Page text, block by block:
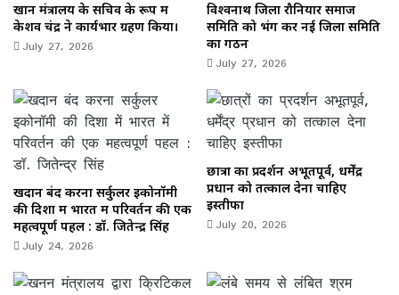
खान मंत्रालय के सचिव के रूप में
केशव चंद्र ने कार्यभार ग्रहण किया।
July 27, 2026
विश्वनाथ जिला रौनियार समाज
समिति को भंग कर नई जिला समिति
का गठन
July 27, 2026
खदान बंद करना सर्कुलर इकोनॉमी
की दिशा में भारत में परिवर्तन की एक
महत्वपूर्ण पहल : डॉ. जितेन्द्र सिंह
July 24, 2026
छात्रों का प्रदर्शन अभूतपूर्व, धर्मेंद्र
प्रधान को तत्काल देना चाहिए
इस्तीफा
July 20, 2026